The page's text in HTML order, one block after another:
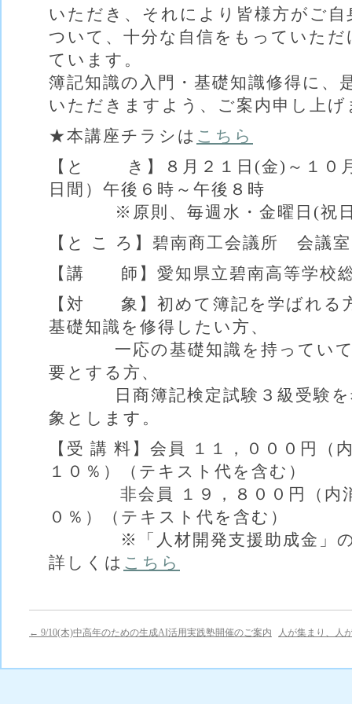
いただき、それにより皆様方がご
ついて、十分な自信をもっていた
ています。
簿記知識の入門・基礎知識修得に、
いただきますよう、ご案内申し上げ
★本講座チラシは こちら
【と き】８月２１日(金)～１０
日間）午後６時～午後８時
※原則、毎週水・金曜日(祝
【と こ ろ】碧南商工会議所 会議室
【講 師】愛知県立碧南高等学校
【対 象】初めて簿記を学ばれる
基礎知識を修得したい方、
一応の基礎知識を持っていて
要とする方、
日商簿記検定試験３級受験を
象とします。
【受 講 料】会員 １１，０００円（
１０％）（テキスト代を含む）
非会員 １９，８００円（内消
０％）（テキスト代を含む）
※「人材開発支援助成金」の
詳しくは こちら
← 9/10(木)中高年のための生成AI活用実践塾開催のご案内 人が集まり、人